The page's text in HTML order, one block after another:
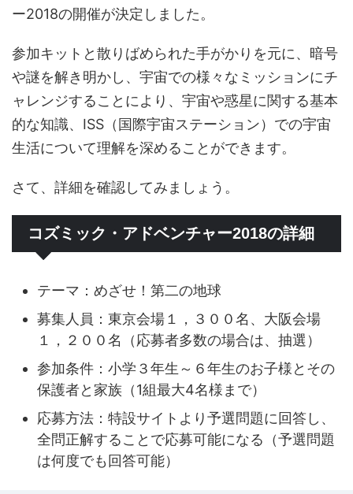
ー2018の開催が決定しました。
参加キットと散りばめられた手がかりを元に、暗号
や謎を解き明かし、宇宙での様々なミッションにチ
ャレンジすることにより、宇宙や惑星に関する基本
的な知識、ISS（国際宇宙ステーション）での宇宙
生活について理解を深めることができます。
さて、詳細を確認してみましょう。
コズミック・アドベンチャー2018の詳細
テーマ：めざせ！第二の地球
募集人員：東京会場１，３００名、大阪会場
１，２００名（応募者多数の場合は、抽選）
参加条件：小学３年生～６年生のお子様とその
保護者と家族（1組最大4名様まで）
応募方法：特設サイトより予選問題に回答し、
全問正解することで応募可能になる（予選問題
は何度でも回答可能）